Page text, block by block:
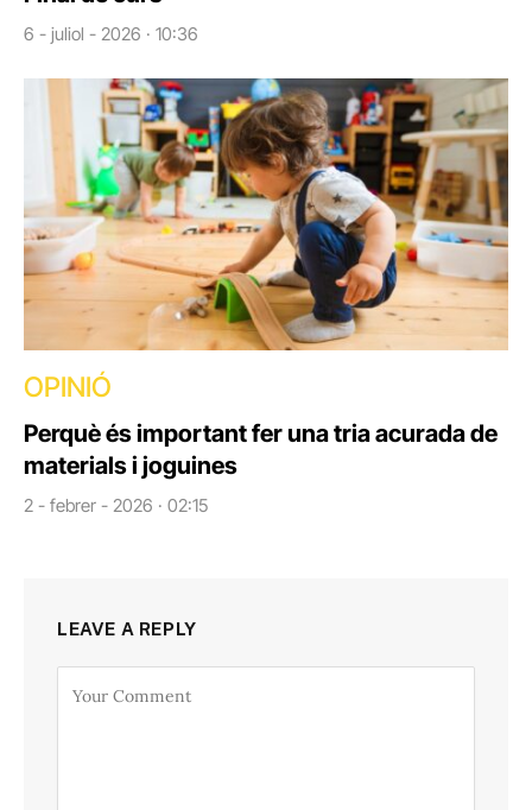
6 - juliol - 2026 · 10:36
OPINIÓ
Perquè és important fer una tria acurada de
materials i joguines
2 - febrer - 2026 · 02:15
LEAVE A REPLY